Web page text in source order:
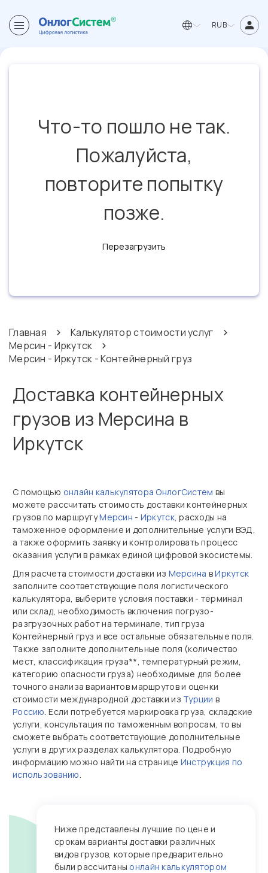
RUB
Что-то пошло не так.
Пожалуйста,
повторите попытку
позже.
Перезагрузить
Главная
Калькулятор стоимости услуг
Мерсин - Иркутск
Мерсин - Иркутск - Контейнерный груз
Доставка контейнерных
грузов из Мерсина в
Иркутск
С помощью онлайн калькулятора ОнлогСистем вы
можете рассчитать стоимость доставки контейнерных
грузов по маршрутуМерсин - Иркутск, расходы на
таможенное оформление и дополнительные услуги ВЭД,
а также оформить заявку и контролировать процесс
оказания услуги в рамках единой цифровой экосистемы.
Для расчета стоимости доставки из Мерсина вИркутск
заполните соответствующие поля логистического
калькулятора, выберите условия поставки - терминал
или склад, необходимость включения погрузо-
разгрузочных работ на терминале, тип груза
Контейнерный груз и все остальные обязательные поля.
Также заполните дополнительные поля (количество
мест, классификация груза**, температурный режим,
категорию опасности груза) необходимые для более
точного анализа вариантов маршрутов и оценки
стоимости международной доставки из Турции в
Россию. Если потребуется маркировка груза, складские
услуги, консультация по таможенным вопросам, то вы
сможете выбрать соответствующие дополнительные
услуги в других разделах калькулятора. Подробную
информацию можно найти на странице Инструкция по
использованию.
Ниже представлены лучшие по цене и
срокам варианты доставки различных
видов грузов, которые предварительно
были рассчитаны онлайн калькулятором